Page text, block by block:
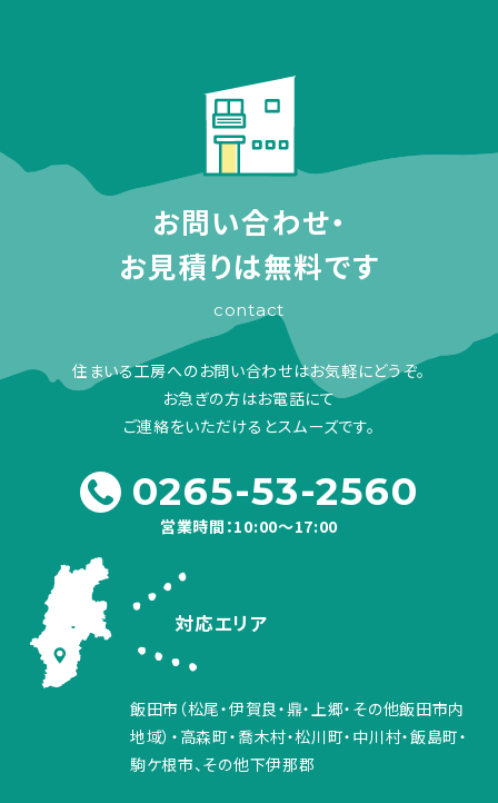
お問い合わせ・
お見積りは無料です
contact
住まいる工房へのお問い合わせはお気軽にどうぞ。
お急ぎの方はお電話にて
ご連絡をいただけるとスムーズです。
0265-53-2560
営業時間：10:00～17:00
対応エリア
飯田市（松尾・伊賀良・鼎・上郷・その他飯田市内
地域）・高森町・喬木村・松川町・中川村・飯島町・
駒ケ根市、その他下伊那郡